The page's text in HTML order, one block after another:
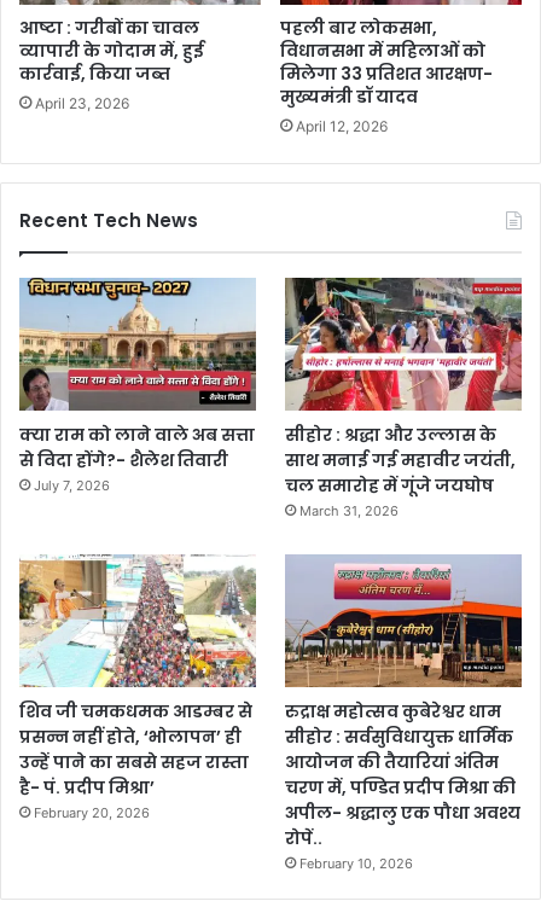
आष्टा : गरीबों का चावल
व्यापारी के गोदाम में, हुई
कार्रवाई, किया जब्त
April 23, 2026
पहली बार लोकसभा,
विधानसभा में महिलाओं को
मिलेगा 33 प्रतिशत आरक्षण-
मुख्यमंत्री डॉ यादव
April 12, 2026
Recent Tech News
क्या राम को लाने वाले अब सत्ता
से विदा होंगे?- शैलेश तिवारी
July 7, 2026
सीहोर : श्रद्धा और उल्लास के
साथ मनाई गई महावीर जयंती,
चल समारोह में गूंजे जयघोष
March 31, 2026
शिव जी चमकधमक आडम्बर से
प्रसन्न नहीं होते, ‘भोलापन’ ही
उन्हें पाने का सबसे सहज रास्ता
है- पं. प्रदीप मिश्रा’
February 20, 2026
रुद्राक्ष महोत्सव कुबेरेश्वर धाम
सीहोर : सर्वसुविधायुक्त धार्मिक
आयोजन की तैयारियां अंतिम
चरण में, पण्डित प्रदीप मिश्रा की
अपील- श्रद्धालु एक पौधा अवश्य
रोपें..
February 10, 2026